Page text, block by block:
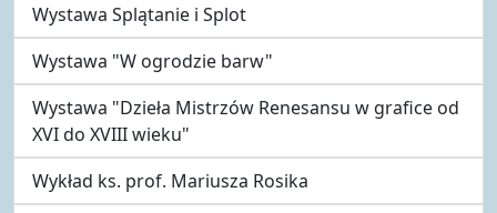
Wystawa Splątanie i Splot
Wystawa "W ogrodzie barw"
Wystawa "Dzieła Mistrzów Renesansu w grafice od
XVI do XVIII wieku"
Wykład ks. prof. Mariusza Rosika